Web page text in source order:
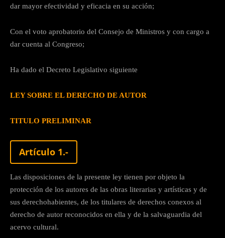
dar mayor efectividad y eficacia en su acción;
Con el voto aprobatorio del Consejo de Ministros y con cargo a
dar cuenta al Congreso;
Ha dado el Decreto Legislativo siguiente
LEY SOBRE EL DERECHO DE AUTOR
TITULO PRELIMINAR
Artículo 1.-
Las disposiciones de la presente ley tienen por objeto la
protección de los autores de las obras literarias y artísticas y de
sus derechohabientes, de los titulares de derechos conexos al
derecho de autor reconocidos en ella y de la salvaguardia del
acervo cultural.